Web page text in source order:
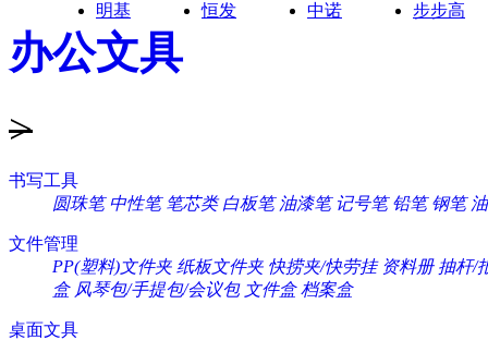
明基
恒发 中诺 步步高
办公文具
>
书写工具
圆珠笔 中性笔 笔芯类 白板笔 油漆笔 记号笔 铅笔 钢笔
文件管理
PP(塑料)文件夹 纸板文件夹 快捞夹/快劳挂 资料册 抽杆/
盒 风琴包/手提包/会议包 文件盒 档案盒
桌面文具